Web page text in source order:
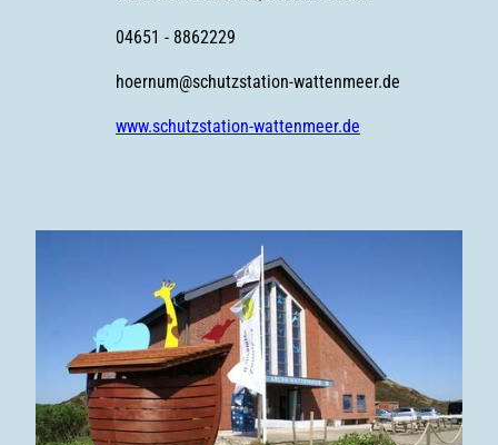
04651 - 8862229
hoernum@schutzstation-wattenmeer.de
www.schutzstation-wattenmeer.de